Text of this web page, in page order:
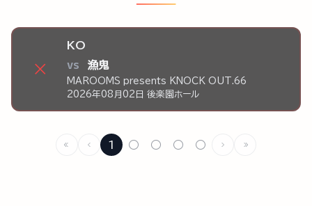
×
KO
vs 漁鬼
MAROOMS presents KNOCK OUT.66
2026年08月02日 後楽園ホール
1 ○ ○ ○ ○